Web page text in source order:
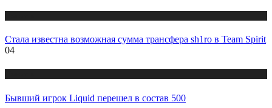
Стала известна возможная сумма трансфера sh1ro в Team Spirit
04
Бывший игрок Liquid перешел в состав 500